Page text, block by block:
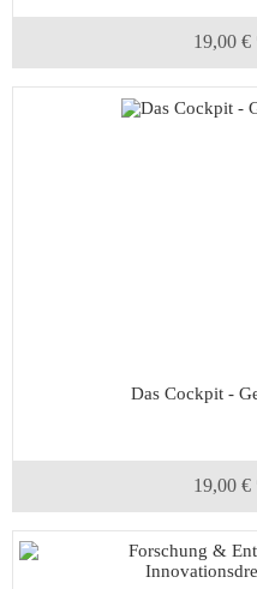
19,00 €
Das Cockpit -
19,00 €